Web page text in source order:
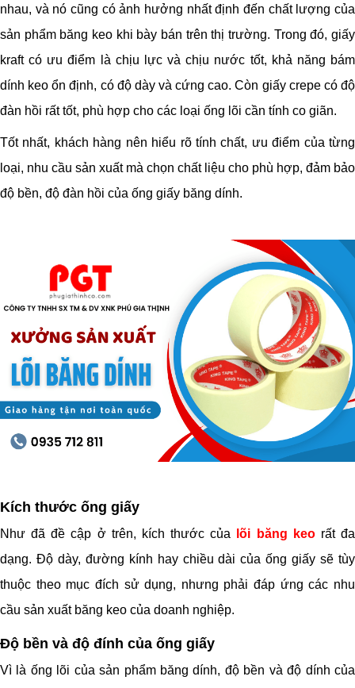
nhau, và nó cũng có ảnh hưởng nhất định đến chất lượng của
sản phẩm băng keo khi bày bán trên thị trường. Trong đó, giấy
kraft có ưu điểm là chịu lực và chịu nước tốt, khả năng bám
dính keo ổn định, có độ dày và cứng cao. Còn giấy crepe có độ
đàn hồi rất tốt, phù hợp cho các loại ống lõi cần tính co giãn.
Tốt nhất, khách hàng nên hiểu rõ tính chất, ưu điểm của từng
loại, nhu cầu sản xuất mà chọn chất liệu cho phù hợp, đảm bảo
độ bền, độ đàn hồi của ống giấy băng dính.
Kích thước ống giấy
Như đã đề cập ở trên, kích thước của lõi băng keorất đa
dạng. Độ dày, đường kính hay chiều dài của ống giấy sẽ tùy
thuộc theo mục đích sử dụng, nhưng phải đáp ứng các nhu
cầu sản xuất băng keo của doanh nghiệp.
Độ bền và độ đính của ống giấy
Vì là ống lõi của sản phẩm băng dính, độ bền và độ dính của